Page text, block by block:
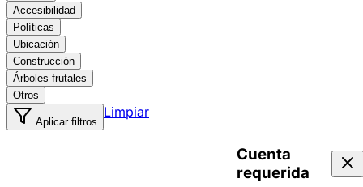
Accesibilidad
Políticas
Ubicación
Construcción
Árboles frutales
Otros
Aplicar filtros
Limpiar
Cuenta
requerida